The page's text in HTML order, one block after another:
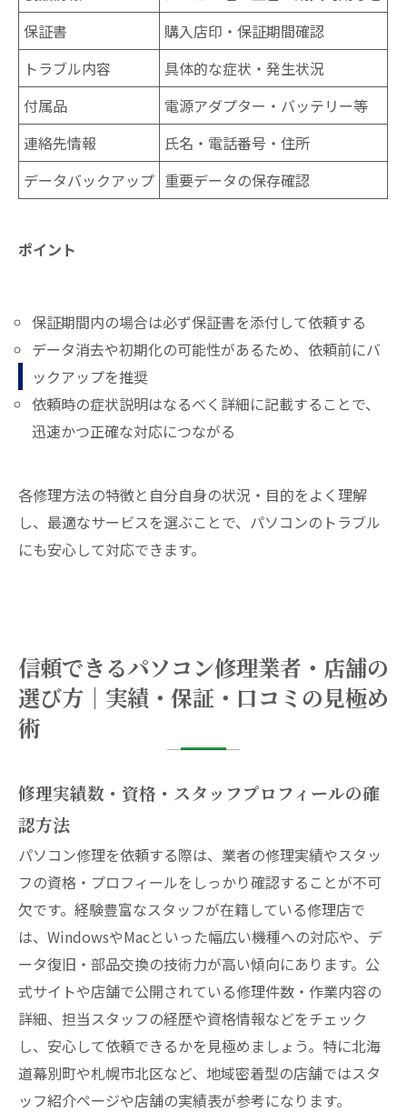
保証書
購入店印・保証期間確認
トラブル内容
具体的な症状・発生状況
付属品
電源アダプター・バッテリー等
連絡先情報
氏名・電話番号・住所
データバックアップ 重要データの保存確認
ポイント
保証期間内の場合は必ず保証書を添付して依頼する
データ消去や初期化の可能性があるため、依頼前にバ
ックアップを推奨
依頼時の症状説明はなるべく詳細に記載することで、
迅速かつ正確な対応につながる
各修理方法の特徴と自分自身の状況・目的をよく理解
し、最適なサービスを選ぶことで、パソコンのトラブル
にも安心して対応できます。
信頼できるパソコン修理業者・店舗の
選び方｜実績・保証・口コミの見極め
術
修理実績数・資格・スタッフプロフィールの確
認方法
パソコン修理を依頼する際は、業者の修理実績やスタッ
フの資格・プロフィールをしっかり確認することが不可
欠です。経験豊富なスタッフが在籍している修理店で
は、WindowsやMacといった幅広い機種への対応や、デ
ータ復旧・部品交換の技術力が高い傾向にあります。公
式サイトや店舗で公開されている修理件数・作業内容の
詳細、担当スタッフの経歴や資格情報などをチェック
し、安心して依頼できるかを見極めましょう。特に北海
道幕別町や札幌市北区など、地域密着型の店舗ではスタ
ッフ紹介ページや店舗の実績表が参考になります。